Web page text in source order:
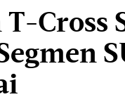
T-Cross